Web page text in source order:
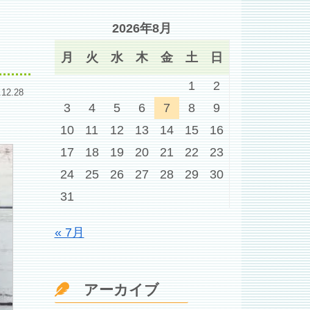
2026年8月
月 火 水 木 金 土 日
1
2
3
4 5 6 7 8
9
10
11 12 13 14 15
16
17
18 19 20 21 22
23
24
25 26 27 28 29
30
31
« 7月
アーカイブ